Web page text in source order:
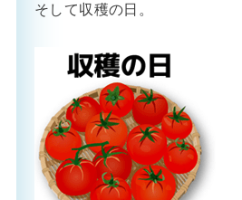
そして収穫の日。